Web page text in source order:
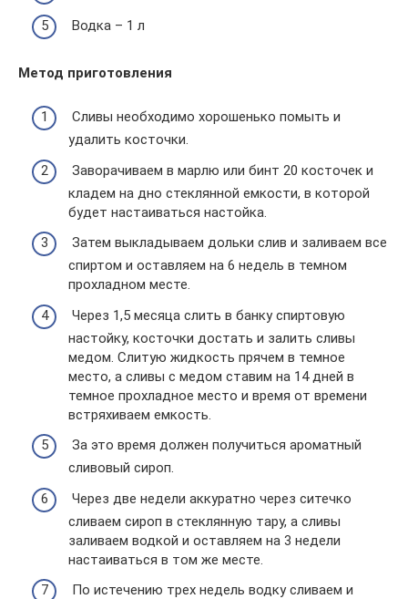
Водка – 1 л
Метод приготовления
Сливы необходимо хорошенько помыть и
удалить косточки.
Заворачиваем в марлю или бинт 20 косточек и
кладем на дно стеклянной емкости, в которой
будет настаиваться настойка.
Затем выкладываем дольки слив и заливаем все
спиртом и оставляем на 6 недель в темном
прохладном месте.
Через 1,5 месяца слить в банку спиртовую
настойку, косточки достать и залить сливы
медом. Слитую жидкость прячем в темное
место, а сливы с медом ставим на 14 дней в
темное прохладное место и время от времени
встряхиваем емкость.
За это время должен получиться ароматный
сливовый сироп.
Через две недели аккуратно через ситечко
сливаем сироп в стеклянную тару, а сливы
заливаем водкой и оставляем на 3 недели
настаиваться в том же месте.
По истечению трех недель водку сливаем и